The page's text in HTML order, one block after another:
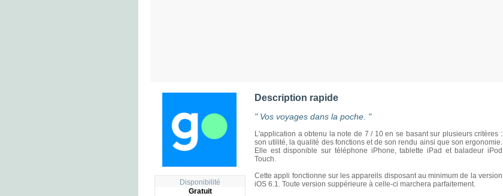
Disponibilité
Gratuit
Description rapide
" Vos voyages dans la poche. "
L'application a obtenu la note de 7 / 10 en se basant sur plusieurs critères :
son utilité, la qualité des fonctions et de son rendu ainsi que son ergonomie.
Elle est disponible sur téléphone iPhone, tablette iPad et baladeur iPod
Touch.
Cette appli fonctionne sur les appareils disposant au minimum de la version
iOS 6.1. Toute version suppérieure à celle-ci marchera parfaitement.